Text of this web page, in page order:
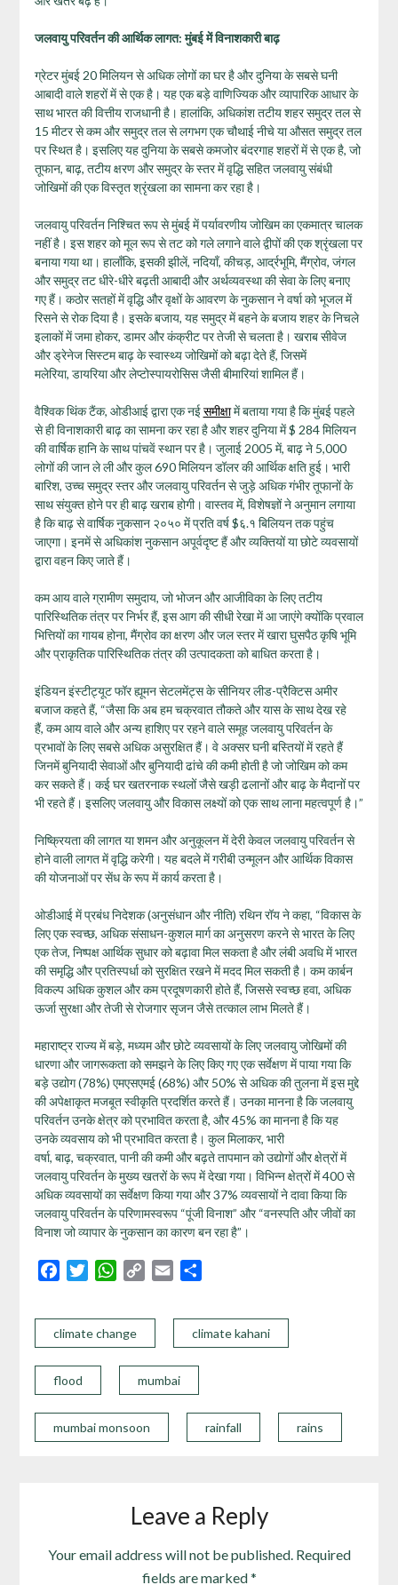
जलवायु परिवर्तन की आर्थिक लागत: मुंबई में विनाशकारी बाढ़
ग्रेटर मुंबई 20 मिलियन से अधिक लोगों का घर है और दुनिया के सबसे घनी
आबादी वाले शहरों में से एक है। यह एक बड़े वाणिज्यिक और व्यापारिक आधार के
साथ भारत की वित्तीय राजधानी है। हालांकि, अधिकांश तटीय शहर समुद्र तल से
15 मीटर से कम और समुद्र तल से लगभग एक चौथाई नीचे या औसत समुद्र तल
पर स्थित है। इसलिए यह दुनिया के सबसे कमजोर बंदरगाह शहरों में से एक है, जो
तूफान, बाढ़, तटीय क्षरण और समुद्र के स्तर में वृद्धि सहित जलवायु संबंधी
जोखिमों की एक विस्तृत श्रृंखला का सामना कर रहा है।
जलवायु परिवर्तन निश्चित रूप से मुंबई में पर्यावरणीय जोखिम का एकमात्र चालक
नहीं है। इस शहर को मूल रूप से तट को गले लगाने वाले द्वीपों की एक श्रृंखला पर
बनाया गया था। हालाँकि, इसकी झीलें, नदियाँ, कीचड़, आर्द्रभूमि, मैंग्रोव, जंगल
और समुद्र तट धीरे-धीरे बढ़ती आबादी और अर्थव्यवस्था की सेवा के लिए बनाए
गए हैं। कठोर सतहों में वृद्धि और वृक्षों के आवरण के नुकसान ने वर्षा को भूजल में
रिसने से रोक दिया है। इसके बजाय, यह समुद्र में बहने के बजाय शहर के निचले
इलाकों में जमा होकर, डामर और कंक्रीट पर तेजी से चलता है। खराब सीवेज
और ड्रेनेज सिस्टम बाढ़ के स्वास्थ्य जोखिमों को बढ़ा देते हैं, जिसमें
मलेरिया, डायरिया और लेप्टोस्पायरोसिस जैसी बीमारियां शामिल हैं।
वैश्विक थिंक टैंक, ओडीआई द्वारा एक नईसमीक्षामें बताया गया है कि मुंबई पहले
से ही विनाशकारी बाढ़ का सामना कर रहा है और शहर दुनिया में $ 284 मिलियन
की वार्षिक हानि के साथ पांचवें स्थान पर है। जुलाई 2005 में, बाढ़ ने 5,000
लोगों की जान ले ली और कुल 690 मिलियन डॉलर की आर्थिक क्षति हुई। भारी
बारिश, उच्च समुद्र स्तर और जलवायु परिवर्तन से जुड़े अधिक गंभीर तूफानों के
साथ संयुक्त होने पर ही बाढ़ खराब होगी। वास्तव में, विशेषज्ञों ने अनुमान लगाया
है कि बाढ़ से वार्षिक नुकसान २०५० में प्रति वर्ष $६.१ बिलियन तक पहुंच
जाएगा। इनमें से अधिकांश नुकसान अपूर्वदृष्ट हैं और व्यक्तियों या छोटे व्यवसायों
द्वारा वहन किए जाते हैं।
कम आय वाले ग्रामीण समुदाय, जो भोजन और आजीविका के लिए तटीय
पारिस्थितिक तंत्र पर निर्भर हैं, इस आग की सीधी रेखा में आ जाएंगे क्योंकि प्रवाल
भित्तियों का गायब होना, मैंग्रोव का क्षरण और जल स्तर में खारा घुसपैठ कृषि भूमि
और प्राकृतिक पारिस्थितिक तंत्र की उत्पादकता को बाधित करता है।
इंडियन इंस्टीट्यूट फॉर ह्यूमन सेटलमेंट्स के सीनियर लीड-प्रैक्टिस अमीर
बजाज कहते हैं, “जैसा कि अब हम चक्रवात तौकते और यास के साथ देख रहे
हैं, कम आय वाले और अन्य हाशिए पर रहने वाले समूह जलवायु परिवर्तन के
प्रभावों के लिए सबसे अधिक असुरक्षित हैं। वे अक्सर घनी बस्तियों में रहते हैं
जिनमें बुनियादी सेवाओं और बुनियादी ढांचे की कमी होती है जो जोखिम को कम
कर सकते हैं। कई घर खतरनाक स्थलों जैसे खड़ी ढलानों और बाढ़ के मैदानों पर
भी रहते हैं। इसलिए जलवायु और विकास लक्ष्यों को एक साथ लाना महत्वपूर्ण है।”
निष्क्रियता की लागत या शमन और अनुकूलन में देरी केवल जलवायु परिवर्तन से
होने वाली लागत में वृद्धि करेगी। यह बदले में गरीबी उन्मूलन और आर्थिक विकास
की योजनाओं पर सेंध के रूप में कार्य करता है।
ओडीआई में प्रबंध निदेशक (अनुसंधान और नीति) रथिन रॉय ने कहा, “विकास के
लिए एक स्वच्छ, अधिक संसाधन-कुशल मार्ग का अनुसरण करने से भारत के लिए
एक तेज, निष्पक्ष आर्थिक सुधार को बढ़ावा मिल सकता है और लंबी अवधि में भारत
की समृद्धि और प्रतिस्पर्धा को सुरक्षित रखने में मदद मिल सकती है। कम कार्बन
विकल्प अधिक कुशल और कम प्रदूषणकारी होते हैं, जिससे स्वच्छ हवा, अधिक
ऊर्जा सुरक्षा और तेजी से रोजगार सृजन जैसे तत्काल लाभ मिलते हैं।
महाराष्ट्र राज्य में बड़े, मध्यम और छोटे व्यवसायों के लिए जलवायु जोखिमों की
धारणा और जागरूकता को समझने के लिए किए गए एक सर्वेक्षण में पाया गया कि
बड़े उद्योग (78%) एमएसएमई (68%) और 50% से अधिक की तुलना में इस मुद्दे
की अपेक्षाकृत मजबूत स्वीकृति प्रदर्शित करते हैं। उनका मानना है कि जलवायु
परिवर्तन उनके क्षेत्र को प्रभावित करता है, और 45% का मानना है कि यह
उनके व्यवसाय को भी प्रभावित करता है। कुल मिलाकर, भारी
वर्षा, बाढ़, चक्रवात, पानी की कमी और बढ़ते तापमान को उद्योगों और क्षेत्रों में
जलवायु परिवर्तन के मुख्य खतरों के रूप में देखा गया। विभिन्न क्षेत्रों में 400 से
अधिक व्यवसायों का सर्वेक्षण किया गया और 37% व्यवसायों ने दावा किया कि
जलवायु परिवर्तन के परिणामस्वरूप “पूंजी विनाश” और “वनस्पति और जीवों का
विनाश जो व्यापार के नुकसान का कारण बन रहा है”।
FacebookTwitterWhatsApp
Copy
Email
climate change climate kahani
flood mumbai
mumbai monsoon rainfall rains
Leave a Reply
Your email address will not be published. Required
fields are marked*